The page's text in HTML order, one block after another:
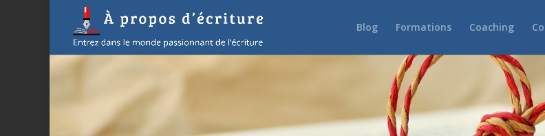
Blog Formations Coaching